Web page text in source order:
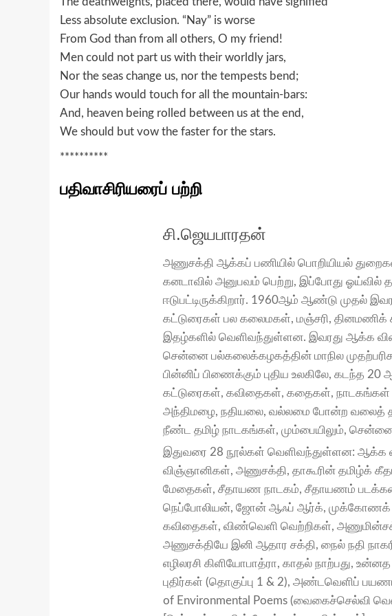
Less absolute exclusion. “Nay” is worse
From God than from all others, O my friend!
Men could not part us with their worldly jars,
Nor the seas change us, nor the tempests bend;
Our hands would touch for all the mountain-bars:
And, heaven being rolled between us at the end,
We should but vow the faster for the stars.
**********
பதிவாசிரியரைப் பற்றி
சி.ஜெயபாரதன்
அணுசக்தி ஆக்கப் பணியில் பொறியியல்
கனடாவில் அனுபவம் பெற்று, இப்போது ஓய்வில்
ஈடுபட்டிருக்கிறார். 1960ஆம் ஆண்டு முதல்
கட்டுரைகள் பல கலைமகள், மஞ்சரி, தினமணிக்
இதழ்களில் வெளிவந்துள்ளன. இவரது ஆக்க
சென்னை பல்கலைக்கழகத்தின் மாநில
பின்னிப் பிணைக்கும் புதிய உலகிலே, கடந்த
கட்டுரைகள், கவிதைகள், கதைகள், நாடகங்கள்
அந்திமழை, நதியலை, வல்லமை போன்ற வலைத்
நீண்ட தமிழ் நாடகங்கள், மும்பையிலும்,
இதுவரை 28 நூல்கள் வெளிவந்துள்ளன: ஆக்க
விஞ்ஞானிகள், அணுசக்தி, தாகூரின் தமிழ்க்
மேதைகள், சீதாயண நாடகம், சீதாயணம்
நெப்போலியன், ஜோன் ஆஃப் ஆர்க், முக்கோணக்
கவிதைகள், விண்வெளி வெற்றிகள்,
அணுசக்தியே இனி ஆதார சக்தி, நைல் நதி
எழிலரசி கிளியோபாத்ரா, காதல் நாற்பது,
புதிர்கள் (தொகுப்பு 1 & 2), அண்டவெளிப்
of Environmental Poems (வைகைச்செல்வி